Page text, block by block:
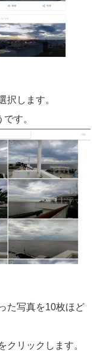
択します。
す。
た写真を10枚ほど
クリックします。